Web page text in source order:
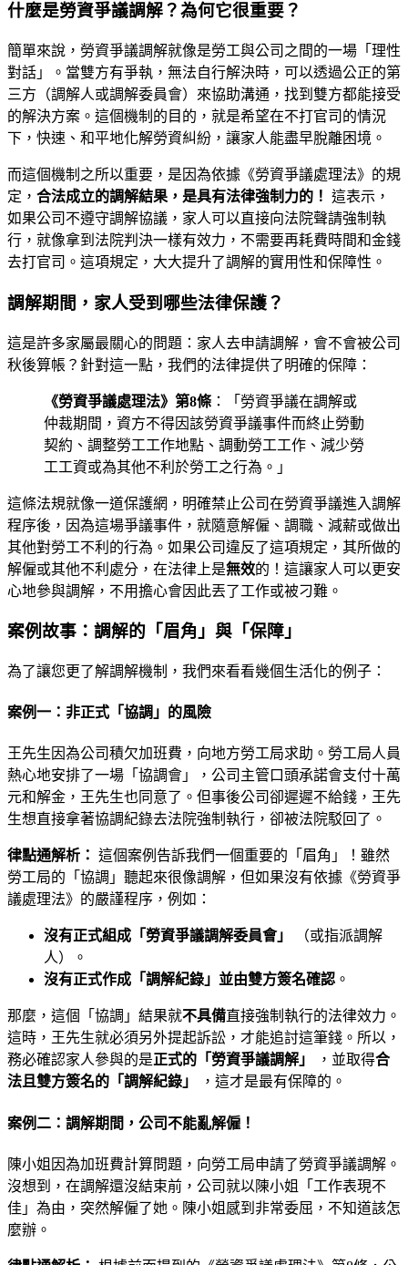
什麼是勞資爭議調解？為何它很重要？
簡單來說，勞資爭議調解就像是勞工與公司之間的一場「理性
對話」。當雙方有爭執，無法自行解決時，可以透過公正的第
三方（調解人或調解委員會）來協助溝通，找到雙方都能接受
的解決方案。這個機制的目的，就是希望在不打官司的情況
下，快速、和平地化解勞資糾紛，讓家人能盡早脫離困境。
而這個機制之所以重要，是因為依據《勞資爭議處理法》的規
定， 合法成立的調解結果，是具有法律強制力的！ 這表示，
如果公司不遵守調解協議，家人可以直接向法院聲請強制執
行，就像拿到法院判決一樣有效力，不需要再耗費時間和金錢
去打官司。這項規定，大大提升了調解的實用性和保障性。
調解期間，家人受到哪些法律保護？
這是許多家屬最關心的問題：家人去申請調解，會不會被公司
秋後算帳？針對這一點，我們的法律提供了明確的保障：
《勞資爭議處理法》第8條 ：「勞資爭議在調解或
仲裁期間，資方不得因該勞資爭議事件而終止勞動
契約、調整勞工工作地點、調動勞工工作、減少勞
工工資或為其他不利於勞工之行為。」
這條法規就像一道保護網，明確禁止公司在勞資爭議進入調解
程序後，因為這場爭議事件，就隨意解僱、調職、減薪或做出
其他對勞工不利的行為。如果公司違反了這項規定，其所做的
解僱或其他不利處分，在法律上是無效的！這讓家人可以更安
心地參與調解，不用擔心會因此丟了工作或被刁難。
案例故事：調解的「眉角」與「保障」
為了讓您更了解調解機制，我們來看看幾個生活化的例子：
案例一：非正式「協調」的風險
王先生因為公司積欠加班費，向地方勞工局求助。勞工局人員
熱心地安排了一場「協調會」，公司主管口頭承諾會支付十萬
元和解金，王先生也同意了。但事後公司卻遲遲不給錢，王先
生想直接拿著協調紀錄去法院強制執行，卻被法院駁回了。
律點通解析： 這個案例告訴我們一個重要的「眉角」！雖然
勞工局的「協調」聽起來很像調解，但如果沒有依據《勞資爭
議處理法》的嚴謹程序，例如：
沒有正式組成「勞資爭議調解委員會」
（或指派調解
人）。
沒有正式作成「調解紀錄」並由雙方簽名確認 。
那麼，這個「協調」結果就不具備直接強制執行的法律效力。
這時，王先生就必須另外提起訴訟，才能追討這筆錢。所以，
務必確認家人參與的是正式的「勞資爭議調解」 ，並取得合
法且雙方簽名的「調解紀錄」
，這才是最有保障的。
案例二：調解期間，公司不能亂解僱！
陳小姐因為加班費計算問題，向勞工局申請了勞資爭議調解。
沒想到，在調解還沒結束前，公司就以陳小姐「工作表現不
佳」為由，突然解僱了她。陳小姐感到非常委屈，不知道該怎
麼辦。